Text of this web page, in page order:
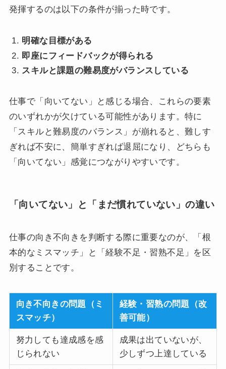
発揮するのは以下の条件が揃った時です。
明確な目標がある
即座にフィードバックが得られる
スキルと課題の難易度がバランスしている
仕事で「向いてない」と感じる場合、これらの要素
のいずれかが欠けている可能性があります。特に
「スキルと難易度のバランス」が崩れると、難しす
ぎれば不安に、簡単すぎれば退屈になり、どちらも
「向いてない」感覚につながりやすいです。
「向いてない」と「まだ慣れていない」の違い
仕事の向き不向きを判断する際に重要なのが、「根
本的なミスマッチ」と「経験不足・習熟不足」を区
別することです。
向き不向きの問題（ミ
スマッチ）
経験・習熟の問題（改
善可能）
努力しても達成感を感
じられない
成果は出ていないが、
少しずつ上達している